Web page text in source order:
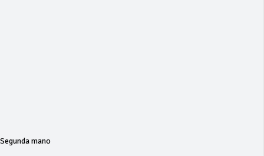
Segunda mano